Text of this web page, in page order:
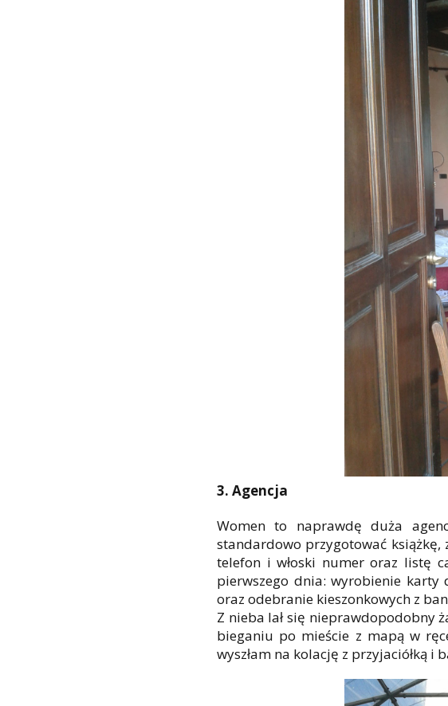
3. Agencja
Women to naprawdę duża
standardowo przygotować
telefon i włoski numer oraz listę
pierwszego dnia: wyrobienie
oraz odebranie kieszonkowych z
Z nieba lał się nieprawdopodobny
bieganiu po mieście z mapą w
wyszłam na kolację z przyjaciółką i